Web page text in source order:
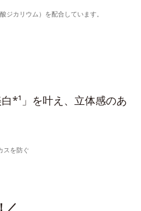
ジカリウム）を配合しています。
*¹」を叶え、立体感のあ
スを防ぐ
／